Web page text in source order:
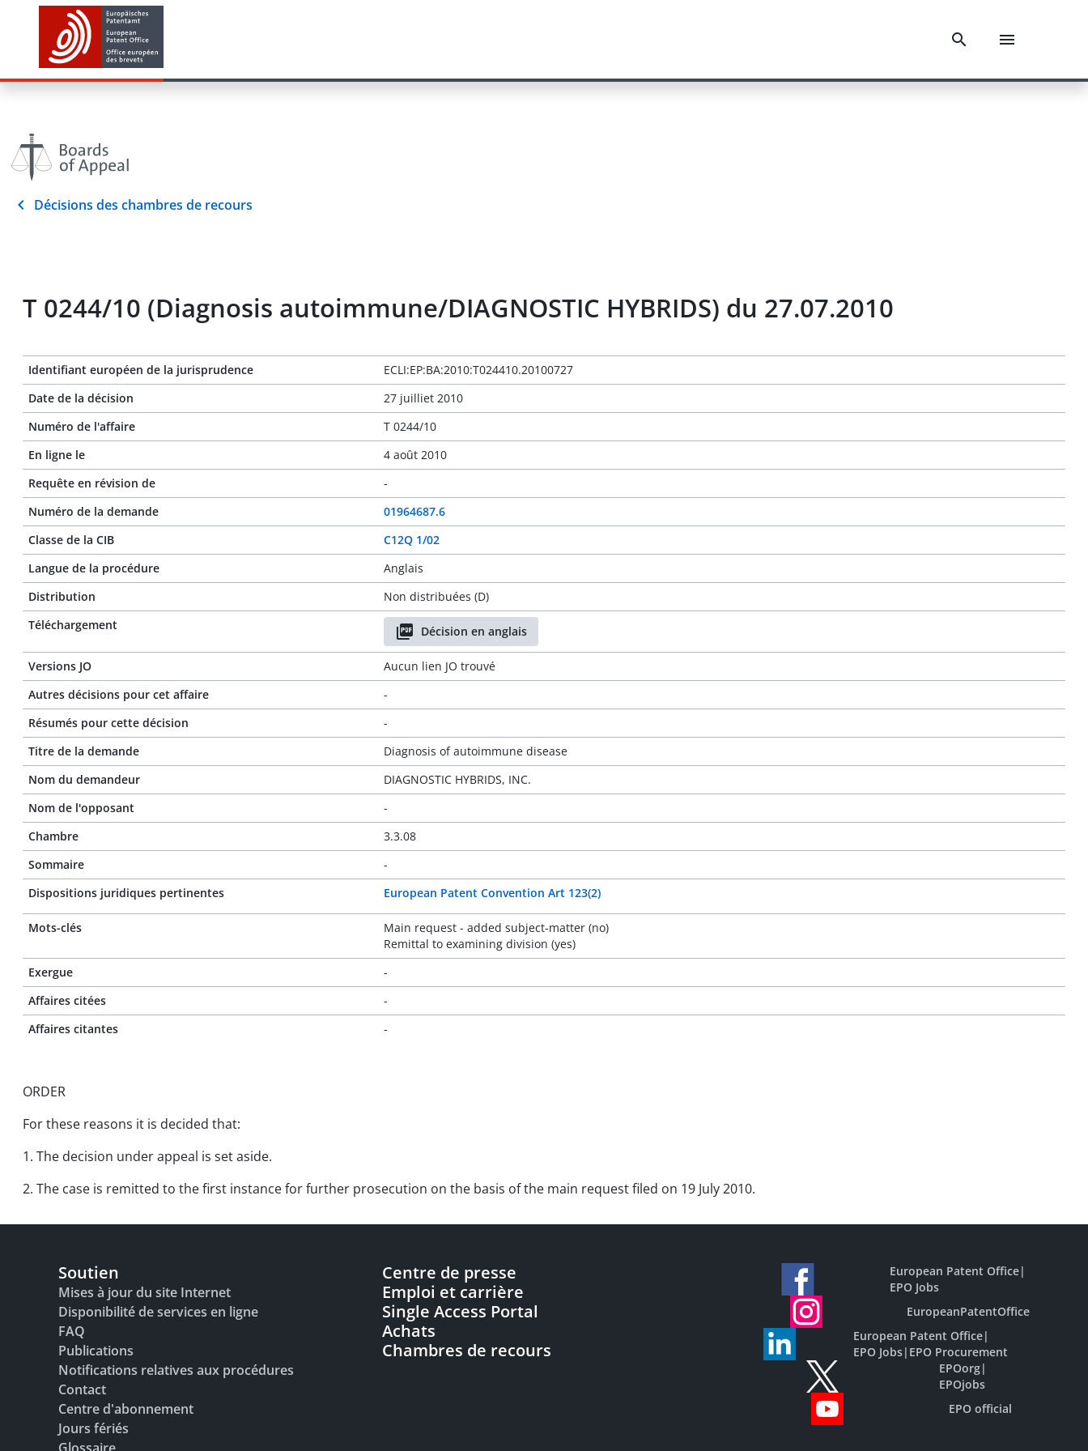
Décisions des chambres de recours
T 0244/10 (Diagnosis autoimmune/DIAGNOSTIC HYBRIDS) du 27.07.2010
Identifiant européen de la jurisprudence
ECLI:EP:BA:2010:T024410.20100727
Date de la décision
27 juilliet 2010
Numéro de l'affaire
T 0244/10
En ligne le
4 août 2010
Requête en révision de
-
Numéro de la demande
01964687.6
Classe de la CIB
C12Q 1/02
Langue de la procédure
Anglais
Distribution
Non distribuées (D)
Téléchargement
Décision en anglais
Versions JO
Aucun lien JO trouvé
Autres décisions pour cet affaire
-
Résumés pour cette décision
-
Titre de la demande
Diagnosis of autoimmune disease
Nom du demandeur
DIAGNOSTIC HYBRIDS, INC.
Nom de l'opposant
-
Chambre
3.3.08
Sommaire
-
Dispositions juridiques pertinentes
European Patent Convention Art 123(2)
Mots-clés
Main request - added subject-matter (no)
Remittal to examining division (yes)
Exergue
-
Affaires citées
-
Affaires citantes
-
ORDER
For these reasons it is decided that:
1. The decision under appeal is set aside.
2. The case is remitted to the first instance for further prosecution on the basis of the main request filed on 19 July 2010.
Soutien
Mises à jour du site Internet
Disponibilité de services en ligne
FAQ
Publications
Notifications relatives aux procédures
Contact
Centre d'abonnement
Jours fériés
Centre de presse
Emploi et carrière
Single Access Portal
Achats
Chambres de recours
European Patent Office|
EPO Jobs
EuropeanPatentOffice
European Patent Office|
EPO Jobs| EPO Procurement
EPOorg|
EPOjobs
EPO official